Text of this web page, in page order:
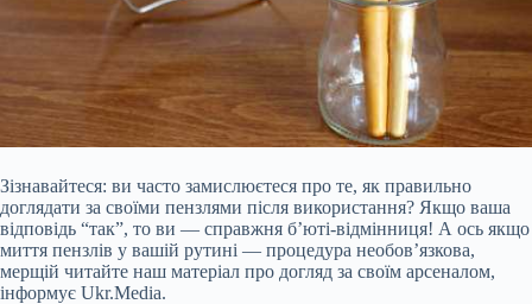
Зізнавайтеся: ви часто замислюєтеся про те, як правильно
доглядати за своїми пензлями після використання? Якщо ваша
відповідь “так”, то ви — справжня б’юті-відмінниця! А ось якщо
миття пензлів у вашій рутині — процедура необов’язкова,
мерщій читайте наш матеріал про догляд за своїм арсеналом,
інформує Ukr.Media.